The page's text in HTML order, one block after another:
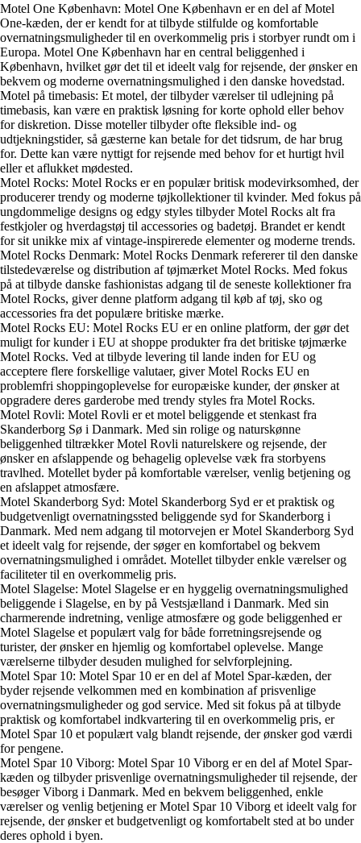
Motel One København: Motel One København er en del af Motel
One-kæden, der er kendt for at tilbyde stilfulde og komfortable
overnatningsmuligheder til en overkommelig pris i storbyer rundt om i
Europa. Motel One København har en central beliggenhed i
København, hvilket gør det til et ideelt valg for rejsende, der ønsker en
bekvem og moderne overnatningsmulighed i den danske hovedstad.
Motel på timebasis: Et motel, der tilbyder værelser til udlejning på
timebasis, kan være en praktisk løsning for korte ophold eller behov
for diskretion. Disse moteller tilbyder ofte fleksible ind- og
udtjekningstider, så gæsterne kan betale for det tidsrum, de har brug
for. Dette kan være nyttigt for rejsende med behov for et hurtigt hvil
eller et aflukket mødested.
Motel Rocks: Motel Rocks er en populær britisk modevirksomhed, der
producerer trendy og moderne tøjkollektioner til kvinder. Med fokus på
ungdommelige designs og edgy styles tilbyder Motel Rocks alt fra
festkjoler og hverdagstøj til accessories og badetøj. Brandet er kendt
for sit unikke mix af vintage-inspirerede elementer og moderne trends.
Motel Rocks Denmark: Motel Rocks Denmark refererer til den danske
tilstedeværelse og distribution af tøjmærket Motel Rocks. Med fokus
på at tilbyde danske fashionistas adgang til de seneste kollektioner fra
Motel Rocks, giver denne platform adgang til køb af tøj, sko og
accessories fra det populære britiske mærke.
Motel Rocks EU: Motel Rocks EU er en online platform, der gør det
muligt for kunder i EU at shoppe produkter fra det britiske tøjmærke
Motel Rocks. Ved at tilbyde levering til lande inden for EU og
acceptere flere forskellige valutaer, giver Motel Rocks EU en
problemfri shoppingoplevelse for europæiske kunder, der ønsker at
opgradere deres garderobe med trendy styles fra Motel Rocks.
Motel Rovli: Motel Rovli er et motel beliggende et stenkast fra
Skanderborg Sø i Danmark. Med sin rolige og naturskønne
beliggenhed tiltrækker Motel Rovli naturelskere og rejsende, der
ønsker en afslappende og behagelig oplevelse væk fra storbyens
travlhed. Motellet byder på komfortable værelser, venlig betjening og
en afslappet atmosfære.
Motel Skanderborg Syd: Motel Skanderborg Syd er et praktisk og
budgetvenligt overnatningssted beliggende syd for Skanderborg i
Danmark. Med nem adgang til motorvejen er Motel Skanderborg Syd
et ideelt valg for rejsende, der søger en komfortabel og bekvem
overnatningsmulighed i området. Motellet tilbyder enkle værelser og
faciliteter til en overkommelig pris.
Motel Slagelse: Motel Slagelse er en hyggelig overnatningsmulighed
beliggende i Slagelse, en by på Vestsjælland i Danmark. Med sin
charmerende indretning, venlige atmosfære og gode beliggenhed er
Motel Slagelse et populært valg for både forretningsrejsende og
turister, der ønsker en hjemlig og komfortabel oplevelse. Mange
værelserne tilbyder desuden mulighed for selvforplejning.
Motel Spar 10: Motel Spar 10 er en del af Motel Spar-kæden, der
byder rejsende velkommen med en kombination af prisvenlige
overnatningsmuligheder og god service. Med sit fokus på at tilbyde
praktisk og komfortabel indkvartering til en overkommelig pris, er
Motel Spar 10 et populært valg blandt rejsende, der ønsker god værdi
for pengene.
Motel Spar 10 Viborg: Motel Spar 10 Viborg er en del af Motel Spar-
kæden og tilbyder prisvenlige overnatningsmuligheder til rejsende, der
besøger Viborg i Danmark. Med en bekvem beliggenhed, enkle
værelser og venlig betjening er Motel Spar 10 Viborg et ideelt valg for
rejsende, der ønsker et budgetvenligt og komfortabelt sted at bo under
deres ophold i byen.